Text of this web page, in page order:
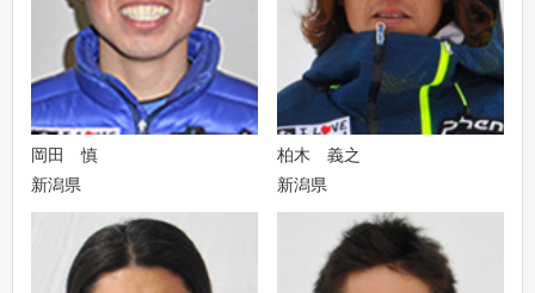
岡田 慎
新潟県
柏木 義之
新潟県